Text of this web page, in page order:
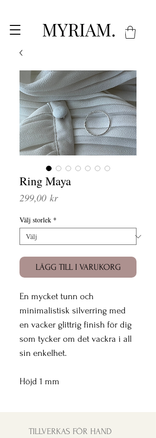
Ring Maya
299,00 krPris
Välj storlek *
LÄGG TILL I VARUKORG
En mycket tunn och
minimalistisk silverring med
en vacker glittrig finish för dig
som tycker om det vackra i all
sin enkelhet.
Höjd 1 mm
TILLVERKAS FÖR HAND